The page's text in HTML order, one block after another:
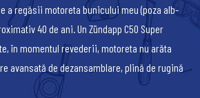
a regăsii motoreta bunicului meu (poza alb-
40 de ani. Un Zündapp C50 Super
în momentul revederii, motoreta nu arăta
avansată de dezansamblare, plină de rugină